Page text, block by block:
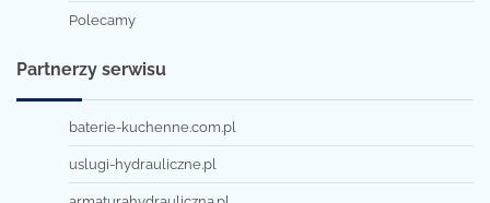
Polecamy
Partnerzy serwisu
baterie-kuchenne.com.pl
uslugi-hydrauliczne.pl